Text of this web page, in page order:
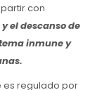
con
el descanso de
inmune y
es regulado por